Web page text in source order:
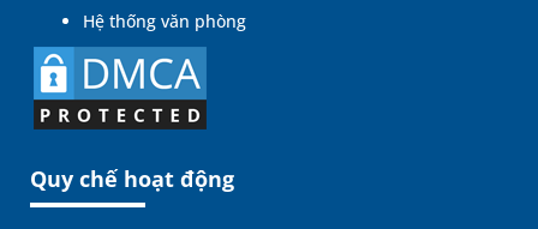
Hệ thống văn phòng
Quy chế hoạt động